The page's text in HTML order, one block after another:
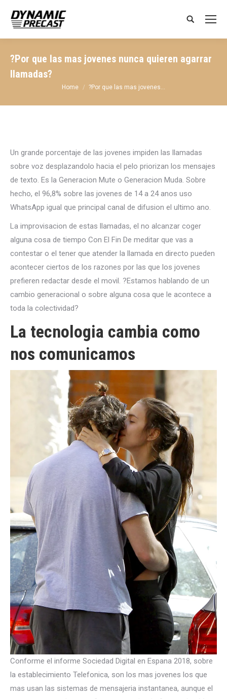
Search:
?Por que las mas jovenes nunca quieren agarrar
llamadas?
You are here:
Home ?Por que las mas jovenes…
Un grande porcentaje de las jovenes impiden las llamadas
sobre voz desplazandolo hacia el pelo priorizan los mensajes
de texto. Es la Generacion Mute o Generacion Muda. Sobre
hecho, el 96,8% sobre las jovenes de 14 a 24 anos uso
WhatsApp igual que principal canal de difusion el ultimo ano.
La improvisacion de estas llamadas, el no alcanzar coger
alguna cosa de tiempo Con El Fin De meditar que vas a
contestar o el tener que atender la llamada en directo pueden
acontecer ciertos de los razones por las que los jovenes
prefieren redactar desde el movil. ?Estamos hablando de un
cambio generacional o sobre alguna cosa que le acontece a
toda la colectividad?
La tecnologia cambia como
nos comunicamos
Conforme el informe Sociedad Digital en Espana 2018, sobre
la establecimiento Telefonica, son los mas jovenes los que
mas usan las sistemas de mensajeria instantanea, aunque el